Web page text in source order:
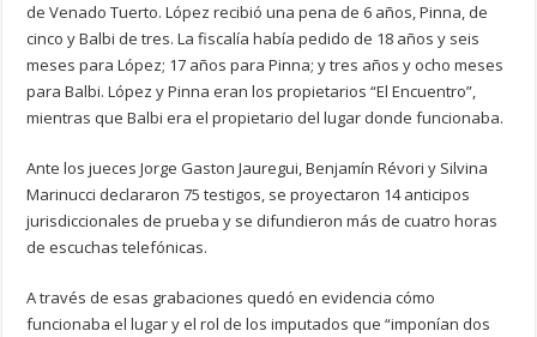
de Venado Tuerto. López recibió una pena de 6 años, Pinna, de
cinco y Balbi de tres. La fiscalía había pedido de 18 años y seis
meses para López; 17 años para Pinna; y tres años y ocho meses
para Balbi. López y Pinna eran los propietarios “El Encuentro”,
mientras que Balbi era el propietario del lugar donde funcionaba.
Ante los jueces Jorge Gaston Jauregui, Benjamín Révori y Silvina
Marinucci declararon 75 testigos, se proyectaron 14 anticipos
jurisdiccionales de prueba y se difundieron más de cuatro horas
de escuchas telefónicas.
A través de esas grabaciones quedó en evidencia cómo
funcionaba el lugar y el rol de los imputados que “imponían dos